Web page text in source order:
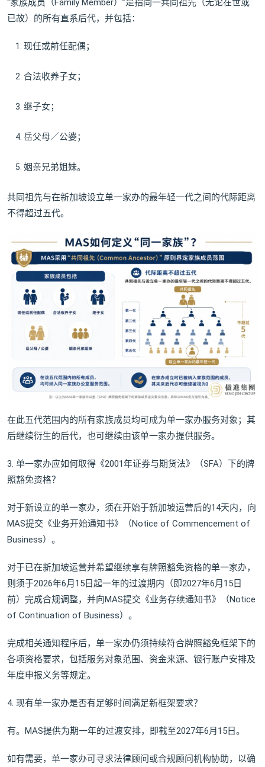
“家族成员（Family Member）”是指同一共同祖先（无论在世或
已故）的所有直系后代，并包括：
现任或前任配偶；
合法收养子女；
继子女；
岳父母／公婆；
姻亲兄弟姐妹。
共同祖先与在新加坡设立单一家办的最年轻一代之间的代际距离
不得超过五代。
在此五代范围内的所有家族成员均可成为单一家办服务对象；其
后继续衍生的后代，也可继续由该单一家办提供服务。
3. 单一家办应如何取得《2001年证券与期货法》（SFA）下的牌
照豁免资格？
对于新设立的单一家办，须在开始于新加坡运营后的14天内，向
MAS提交《业务开始通知书》（Notice of Commencement of
Business）。
对于已在新加坡运营并希望继续享有牌照豁免资格的单一家办，
则须于2026年6月15日起一年的过渡期内（即2027年6月15日
前）完成合规调整，并向MAS提交《业务存续通知书》（Notice
of Continuation of Business）。
完成相关通知程序后，单一家办仍须持续符合牌照豁免框架下的
各项资格要求，包括服务对象范围、资金来源、银行账户安排及
年度申报义务等规定。
4. 现有单一家办是否有足够时间满足新框架要求？
有。MAS提供为期一年的过渡安排，即截至2027年6月15日。
如有需要，单一家办可寻求法律顾问或合规顾问机构协助，以确